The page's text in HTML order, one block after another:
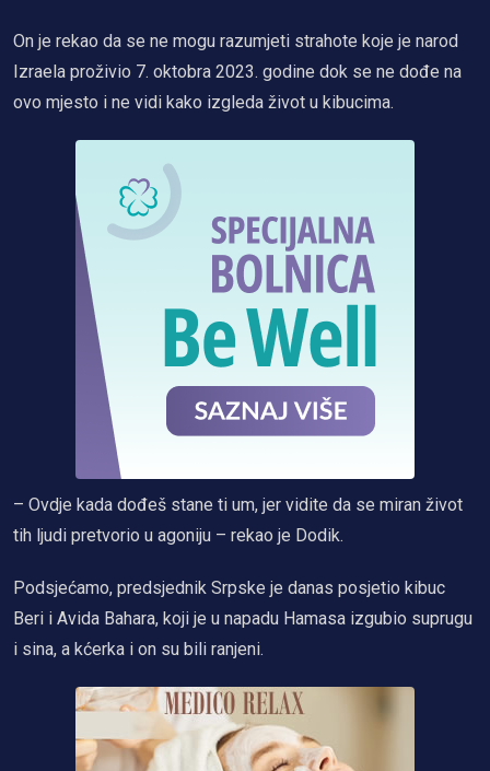
On je rekao da se ne mogu razumjeti strahote koje je narod
Izraela proživio 7. oktobra 2023. godine dok se ne dođe na
ovo mjesto i ne vidi kako izgleda život u kibucima.
– Ovdje kada dođeš stane ti um, jer vidite da se miran život
tih ljudi pretvorio u agoniju – rekao je Dodik.
Podsjećamo, predsjednik Srpske je danas posjetio kibuc
Beri i Avida Bahara, koji je u napadu Hamasa izgubio suprugu
i sina, a kćerka i on su bili ranjeni.